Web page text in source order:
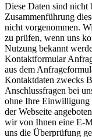
Diese Daten sind nicht
Zusammenführung
nicht vorgenommen.
zu prüfen, wenn uns
Nutzung bekannt
Kontaktformular
aus dem
Kontaktdaten zwecks
Anschlussfragen bei
ohne Ihre Einwilligung
der Webseite
wir von Ihnen eine E-
uns die Überprüfung